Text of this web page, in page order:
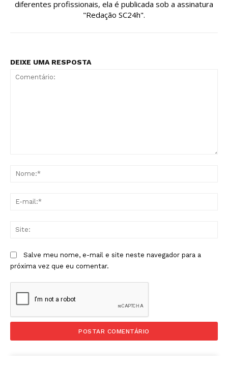
diferentes profissionais, ela é publicada sob a assinatura
"Redação SC24h".
DEIXE UMA RESPOSTA
Salve meu nome, e-mail e site neste navegador para a
próxima vez que eu comentar.